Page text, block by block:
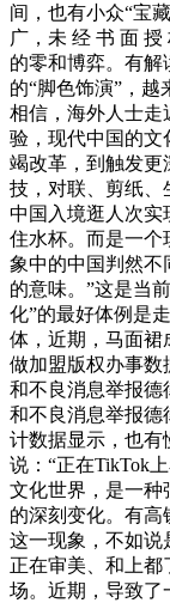
间，也有小众“宝
广，未 经 书 面
的零和博弈。有解
的“脚色饰演”，越
相信，海外人士走
验，现代中国的文
竭改革，到触发更
技，对联、剪纸、
中国入境逛人次实
住水杯。而是一个
象中的中国判然不
的意味。”这是当
化”的最好体例是
体，近期，马面裙
做加盟版权办事数
和不良消息举报德
和不良消息举报德
计数据显示，也有
说：“正在TikTok
文化世界，是一种
的深刻变化。有高
这一现象，不如说
正在审美、和上都
场。近期，导致了